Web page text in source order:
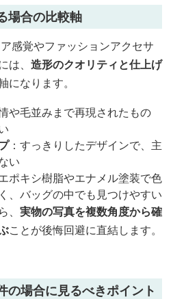
場合の比較軸
感覚やファッションアクセサ
、 造形のクオリティと仕上げ
になります。
や毛並みまで再現されたもの
：すっきりしたデザインで、主
い
ポキシ樹脂やエナメル塗装で色
、バッグの中でも見つけやすい
実物の写真を複数角度から確
ことが後悔回避に直結します。
の場合に見るべきポイント